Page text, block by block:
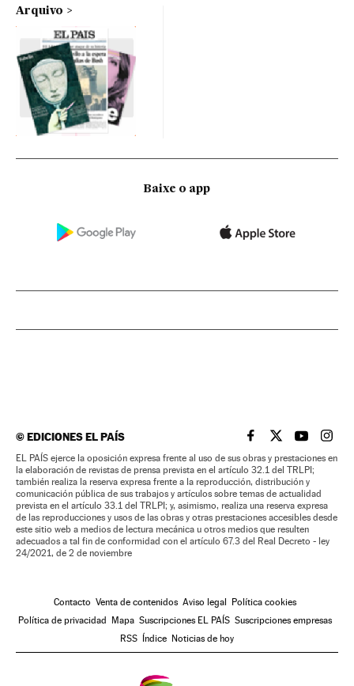
Arquivo
Baixe o app
©EDICIONES EL PAÍS EL PAÍS BRASIL EN
EL PAÍSEL PAÍS
EL
EL PAÍS ejerce la oposición expresa frente al uso de sus obras y prestaciones en
la elaboración de revistas de prensa prevista en el artículo 32.1 del TRLPI;
también realiza la reserva expresa frente a la reproducción, distribución y
comunicación pública de sus trabajos y artículos sobre temas de actualidad
prevista en el artículo 33.1 del TRLPI; y, asimismo, realiza una reserva expresa
de las reproducciones y usos de las obras y otras prestaciones accesibles desde
este sitio web a medios de lectura mecánica u otros medios que resulten
adecuados a tal fin de conformidad con el artículo 67.3 del Real Decreto - ley
24/2021, de 2 de noviembre
Contacto Venta de contenidos Aviso legal
Política cookies
Política de privacidad
Mapa Suscripciones EL PAÍS Suscripciones empresas
RSS
Índice Noticias de hoy